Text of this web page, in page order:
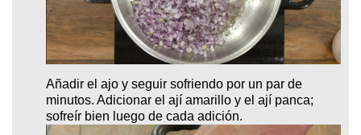
Añadir el ajo y seguir sofriendo por un par de
minutos. Adicionar el ají amarillo y el ají panca;
sofreír bien luego de cada adición.